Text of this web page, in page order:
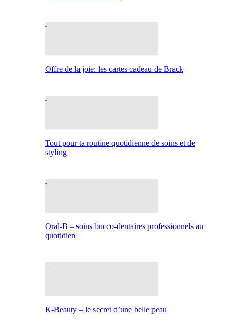
Offre de la joie: les cartes cadeau de Brack
Tout pour ta routine quotidienne de soins et de
styling
Oral-B – soins bucco-dentaires professionnels au
quotidien
K-Beauty – le secret d’une belle peau